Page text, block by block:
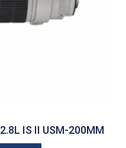
IS II USM-200MM